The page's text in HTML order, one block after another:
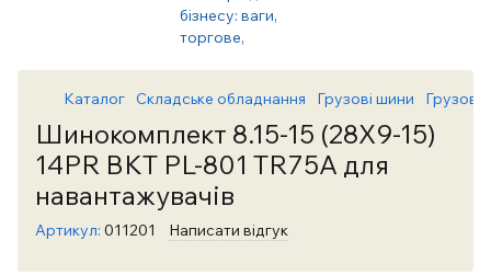
Каталог Складське обладнання Грузові шини Грузові
Шинокомплект 8.15-15 (28X9-15)
14PR BKT PL-801 TR75A для
навантажувачів
Артикул: 011201 Написати відгук